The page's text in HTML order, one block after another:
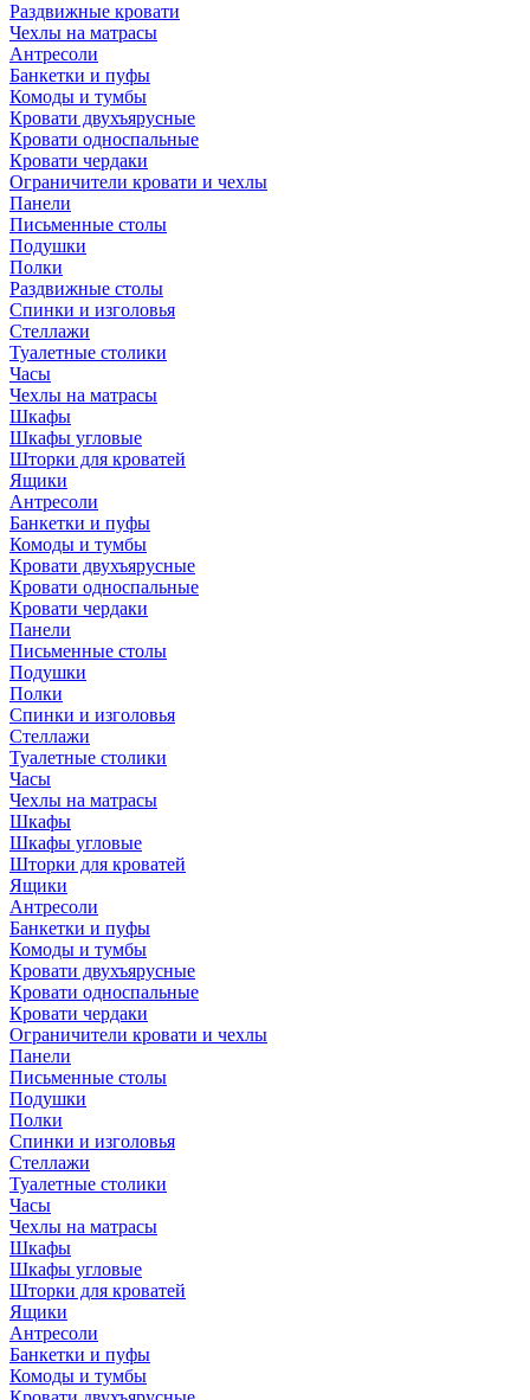
Раздвижные кровати
Чехлы на матрасы
Антресоли
Банкетки и пуфы
Комоды и тумбы
Кровати двухъярусные
Кровати односпальные
Кровати чердаки
Ограничители кровати и чехлы
Панели
Письменные столы
Подушки
Полки
Раздвижные столы
Спинки и изголовья
Стеллажи
Туалетные столики
Часы
Чехлы на матрасы
Шкафы
Шкафы угловые
Шторки для кроватей
Ящики
Антресоли
Банкетки и пуфы
Комоды и тумбы
Кровати двухъярусные
Кровати односпальные
Кровати чердаки
Панели
Письменные столы
Подушки
Полки
Спинки и изголовья
Стеллажи
Туалетные столики
Часы
Чехлы на матрасы
Шкафы
Шкафы угловые
Шторки для кроватей
Ящики
Антресоли
Банкетки и пуфы
Комоды и тумбы
Кровати двухъярусные
Кровати односпальные
Кровати чердаки
Ограничители кровати и чехлы
Панели
Письменные столы
Подушки
Полки
Спинки и изголовья
Стеллажи
Туалетные столики
Часы
Чехлы на матрасы
Шкафы
Шкафы угловые
Шторки для кроватей
Ящики
Антресоли
Банкетки и пуфы
Комоды и тумбы